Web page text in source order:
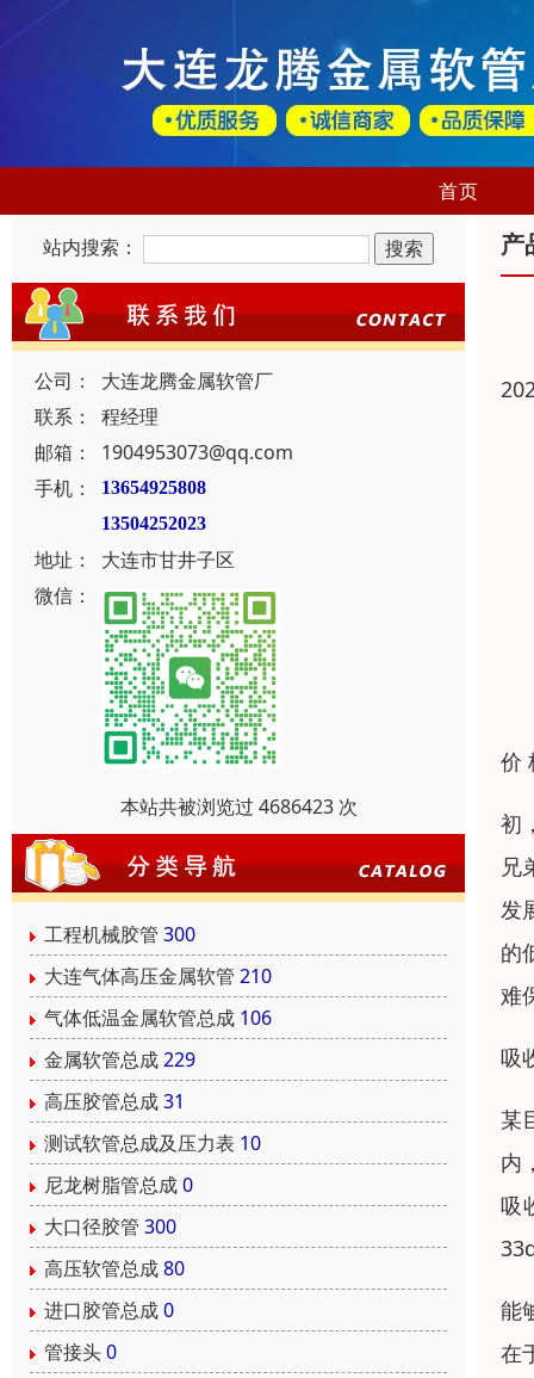
首页
站内搜索：
公司：
大连龙腾金属软管厂
联系：
程经理
邮箱：
1904953073@qq.com
手机：
13654925808
13504252023
地址：
大连市甘井子区
微信：
本站共被浏览过 4686423 次
工程机械胶管 300
大连气体高压金属软管 210
气体低温金属软管总成 106
金属软管总成229
高压胶管总成31
测试软管总成及压力表 10
尼龙树脂管总成0
大口径胶管 300
高压软管总成80
进口胶管总成0
管接头0
产
价
初
兄
发
的
难
吸
某
内
吸
能
在